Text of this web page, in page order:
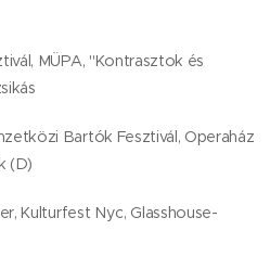
MÜPA, "Kontrasztok és
Bartók Fesztivál, Operaház
(D)
Kulturfest Nyc, Glasshouse-